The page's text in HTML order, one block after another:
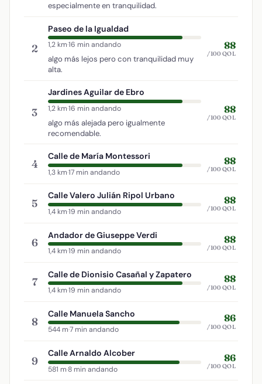
especialmente en tranquilidad.
2
Paseo de la Igualdad
1,2 km·16 min andando
algo más lejos pero con tranquilidad muy
alta.
88
/100 QOL
3
Jardines Aguilar de Ebro
1,2 km·16 min andando
algo más alejada pero igualmente
recomendable.
88
/100 QOL
4
Calle de María Montessori
1,3 km·17 min andando
88
/100 QOL
5
Calle Valero Julián Ripol Urbano
1,4 km·19 min andando
88
/100 QOL
6
Andador de Giuseppe Verdi
1,4 km·19 min andando
88
/100 QOL
7
Calle de Dionisio Casañal y Zapatero
1,4 km·19 min andando
88
/100 QOL
8
Calle Manuela Sancho
544 m·7 min andando
86
/100 QOL
9
Calle Arnaldo Alcober
581 m·8 min andando
86
/100 QOL